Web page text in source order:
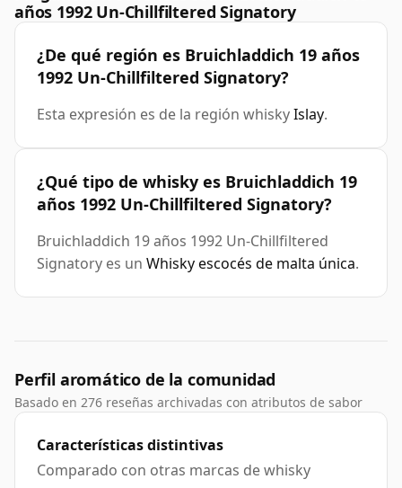
años 1992 Un-Chillfiltered Signatory
¿De qué región es Bruichladdich 19 años
1992 Un-Chillfiltered Signatory?
Esta expresión es de la región whiskyIslay.
¿Qué tipo de whisky es Bruichladdich 19
años 1992 Un-Chillfiltered Signatory?
Bruichladdich 19 años 1992 Un-Chillfiltered
Signatory es un Whisky escocés de malta única.
Perfil aromático de la comunidad
Basado en 276 reseñas archivadas con atributos de sabor
Características distintivas
Comparado con otras marcas de whisky